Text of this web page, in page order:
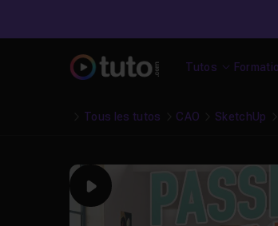
Tutos
Tous les tutos CAO SketchUp
Play